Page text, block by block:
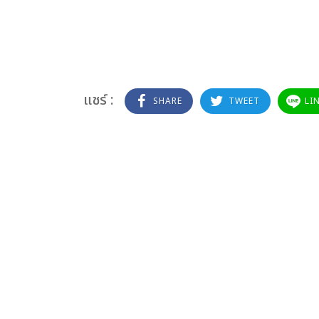
แชร์ : SHARE TWEET